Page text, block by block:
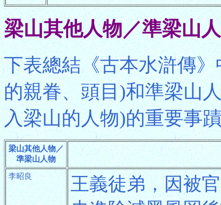
梁山其他人物／準梁山
下表總結《古本水滸傳
的親眷、頭目)和準梁山
入梁山的人物)的重要事
梁山其他人物／
準梁山人物
李昭良
王義徒弟，因被